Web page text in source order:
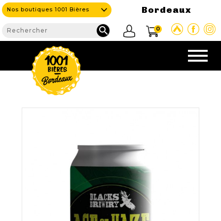
Nos boutiques 1001 Bières Bordeaux
 0

NOS PRODUITS
Nouveautés
Nos Bières